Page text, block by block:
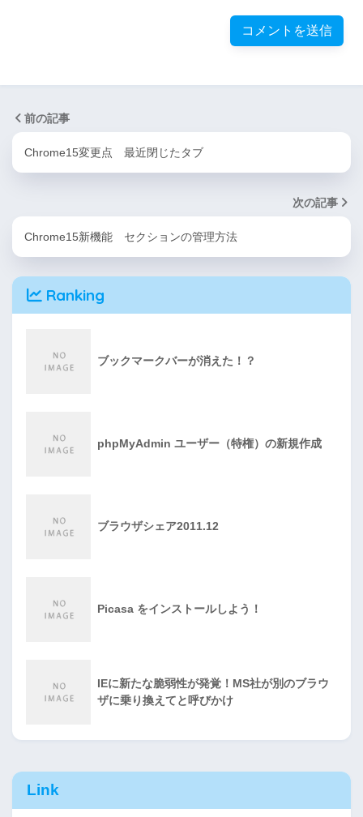
前の記事
Chrome15変更点 最近閉じたタブ
次の記事
Chrome15新機能 セクションの管理方法
Ranking
ブックマークバーが消えた！？
phpMyAdmin ユーザー（特権）の新規作成
ブラウザシェア2011.12
Picasa をインストールしよう！
IEに新たな脆弱性が発覚！MS社が別のブラウ
ザに乗り換えてと呼びかけ
Link